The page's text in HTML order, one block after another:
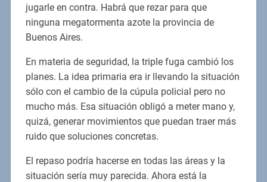
jugarle en contra. Habrá que rezar para que
ninguna megatormenta azote la provincia de
Buenos Aires.
En materia de seguridad, la triple fuga cambió los
planes. La idea primaria era ir llevando la situación
sólo con el cambio de la cúpula policial pero no
mucho más. Esa situación obligó a meter mano y,
quizá, generar movimientos que puedan traer más
ruido que soluciones concretas.
El repaso podría hacerse en todas las áreas y la
situación sería muy parecida. Ahora está la